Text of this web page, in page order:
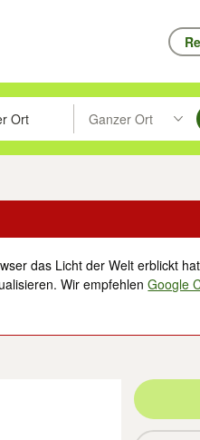
Pfeiltasten nach oben/unten
eingeben. Eingabetaste
Ganzer Ort
Suche im Umkreis
das Licht der Welt erblickt
Wir empfehlenGoogle